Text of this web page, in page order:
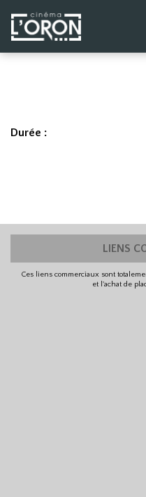
Durée :
LIENS
Ces liens commerciaux sont
et l'achat de